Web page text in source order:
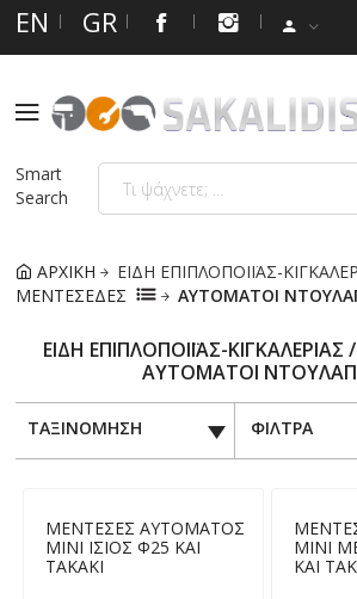
EN GR
Smart
Search
ΑΡΧΙΚΗ
ΕΙΔΗ ΕΠΙΠΛΟΠΟΙΪΑΣ-
ΜΕΝΤΕΣΕΔΕΣ
ΑΥΤΟΜΑΤΟΙ
ΕΙΔΗ ΕΠΙΠΛΟΠΟΙΪΑΣ-
ΑΥΤΟΜΑΤΟΙ
ΤΑΞΙΝΟΜΗΣΗ ΦΙΛΤΡΑ
ΜΕΝΤΕΣΕΣ ΑΥΤΟΜΑΤΟΣ
ΜΙΝΙ ΙΣΙΟΣ Φ25 ΚΑΙ
ΤΑΚΑΚΙ
ΜΙΝΙ
ΚΑΙ